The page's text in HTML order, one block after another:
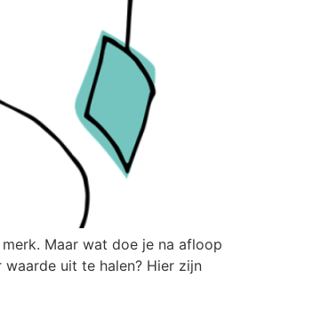
Maar wat doe je na afloop
uit te halen? Hier zijn